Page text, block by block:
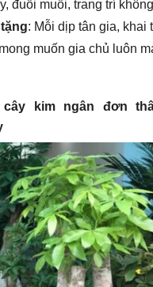
đuổi muỗi, trang trí
: Mỗi dịp tân gia, khai
muốn gia chủ luôn
kim ngân đơn